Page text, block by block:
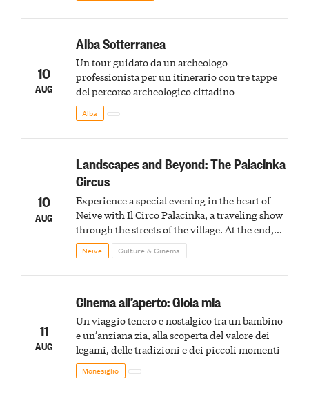
10
AUG
Alba Sotterranea
Un tour guidato da un archeologo
professionista per un itinerario con tre tappe
del percorso archeologico cittadino
Alba
10
AUG
Landscapes and Beyond: The Palacinka
Circus
Experience a special evening in the heart of
Neive with Il Circo Palacinka, a traveling show
through the streets of the village. At the end,
Cascina Fonda Winery will offer a tasting of
two sparkling wines.
Neive Culture & Cinema
11
AUG
Cinema all’aperto: Gioia mia
Un viaggio tenero e nostalgico tra un bambino
e un’anziana zia, alla scoperta del valore dei
legami, delle tradizioni e dei piccoli momenti
Monesiglio